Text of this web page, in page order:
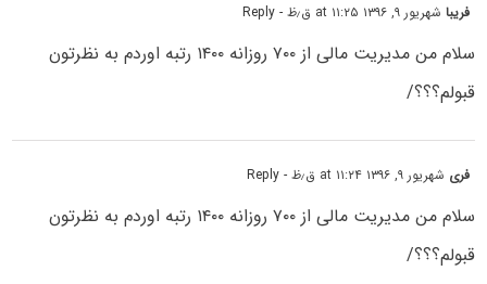
فریباشهریور ۹, ۱۳۹۶ at ۱۱:۲۵ ق٫ظ - Reply
سلام من مدیریت مالی از ۷۰۰ روزانه ۱۴۰۰ رتبه اوردم به نظرتون
قبولم؟؟؟/
فری شهریور ۹, ۱۳۹۶ at ۱۱:۲۴ ق٫ظ - Reply
سلام من مدیریت مالی از ۷۰۰ روزانه ۱۴۰۰ رتبه اوردم به نظرتون
قبولم؟؟؟/